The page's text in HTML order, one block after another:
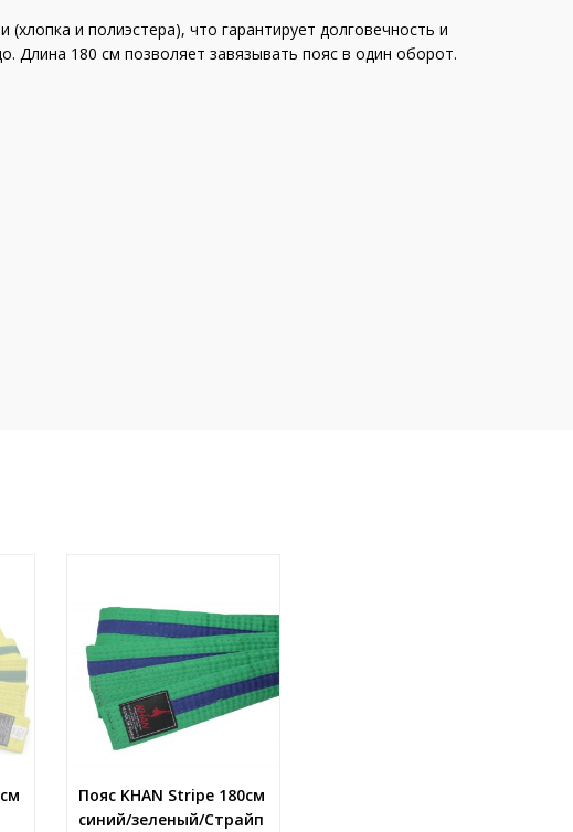
и полиэстера), что гарантирует долговечность и
Длина 180 см позволяет завязывать пояс в один оборот.
Пояс KHAN Stripe 180см
синий/зеленый/Страйп